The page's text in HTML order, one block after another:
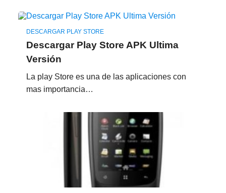
DESCARGAR PLAY STORE
Descargar Play Store APK Ultima
Versión
La play Store es una de las aplicaciones con
mas importancia…